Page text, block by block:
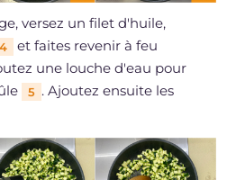
versez un filet d'huile,
4
et faites revenir à feu
une louche d'eau pour
5 . Ajoutez ensuite les